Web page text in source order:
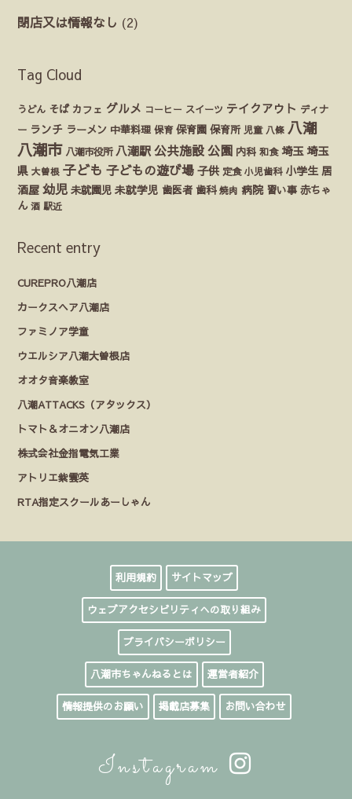
閉店又は情報なし (2)
Tag Cloud
うどん そば カフェ グルメ コーヒー スイーツ テイクアウト ディナ
ー ランチ ラーメン 中華料理 保育 保育園 保育所 児童 八條 八潮
八潮市 八潮市役所 八潮駅 公共施設 公園 内科 和食 埼玉 埼玉
県 大曽根 子ども 子どもの遊び場 子供 定食 小児歯科 小学生 居
酒屋 幼児 未就園児 未就学児 歯医者 歯科 焼肉 病院 習い事 赤ちゃ
ん 酒 駅近
Recent entry
CUREPRO八潮店
カークスヘア八潮店
ファミノア学童
ウエルシア八潮大曽根店
オオタ音楽教室
八潮ATTACKS（アタックス）
トマト＆オニオン八潮店
株式会社金指電気工業
アトリエ紫雲英
RTA指定スクールあーしゃん
利用規約 サイトマップ
ウェブアクセシビリティへの取り組み
プライバシーポリシー
八潮市ちゃんねるとは 運営者紹介
情報提供のお願い 掲載店募集 お問い合わせ
Instagram